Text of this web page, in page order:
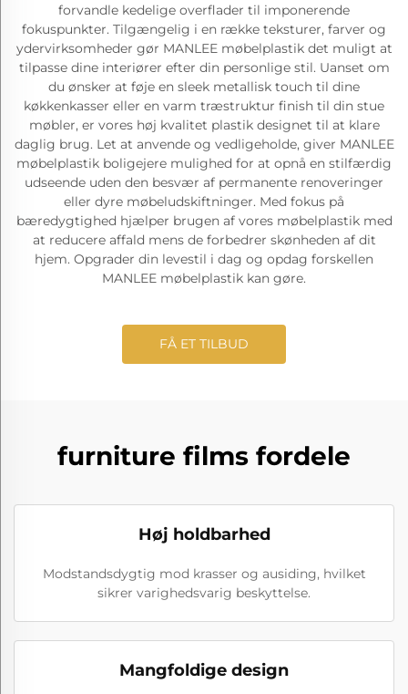
forvandle kedelige overflader til imponerende
fokuspunkter. Tilgængelig i en række teksturer, farver og
ydervirksomheder gør MANLEE møbelplastik det muligt at
tilpasse dine interiører efter din personlige stil. Uanset om
du ønsker at føje en sleek metallisk touch til dine
køkkenkasser eller en varm træstruktur finish til din stue
møbler, er vores høj kvalitet plastik designet til at klare
daglig brug. Let at anvende og vedligeholde, giver MANLEE
møbelplastik boligejere mulighed for at opnå en stilfærdig
udseende uden den besvær af permanente renoveringer
eller dyre møbeludskiftninger. Med fokus på
bæredygtighed hjælper brugen af vores møbelplastik med
at reducere affald mens de forbedrer skønheden af dit
hjem. Opgrader din levestil i dag og opdag forskellen
MANLEE møbelplastik kan gøre.
FÅ ET TILBUD
furniture films fordele
Høj holdbarhed
Modstandsdygtig mod krasser og ausiding, hvilket
sikrer varighedsvarig beskyttelse.
Mangfoldige design